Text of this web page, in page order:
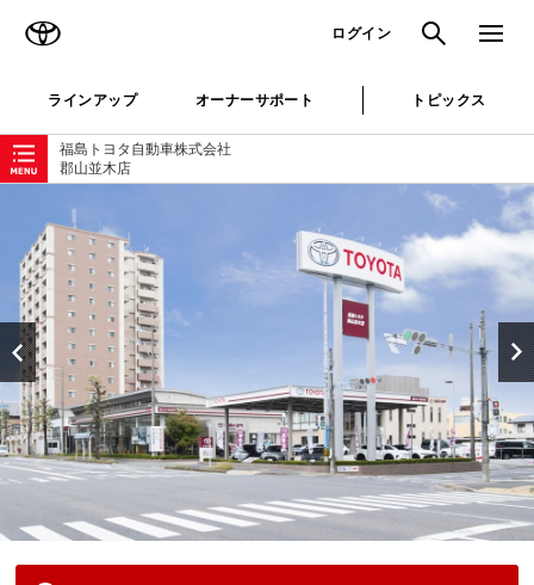
ログイン 検索 メニュ
ラインアップ オーナーサポート トピックス
福島トヨタ自動車株式会社
郡山並木店
ローカルナビゲーション